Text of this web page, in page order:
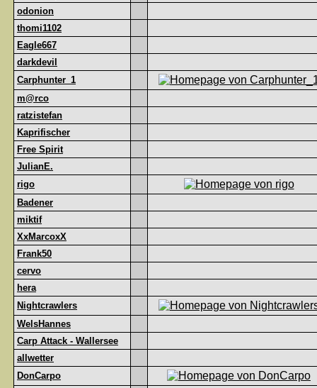
odonion
thomi1102
Eagle667
darkdevil
Carphunter_1
m@rco
ratzistefan
Kaprifischer
Free Spirit
JulianE.
rigo
Badener
miktif
XxMarcoxX
Frank50
cervo
hera
Nightcrawlers
WelsHannes
Carp Attack - Wallersee
allwetter
DonCarpo